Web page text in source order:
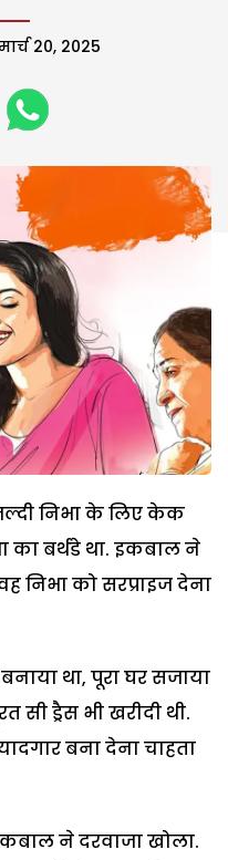
20, 2025
निभा के लिए केक
का बर्थडे था. इकबाल ने
निभा को सरप्राइज देना
था, पूरा घर सजाया
ड्रैस भी खरीदी थी.
बना देना चाहता
ने दरवाजा खोला.